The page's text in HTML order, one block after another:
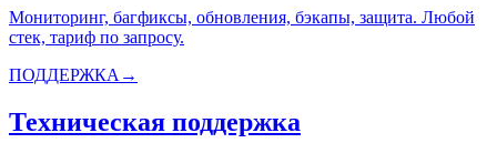
Мониторинг, багфиксы, обновления, бэкапы, защита. Любой
стек, тариф по запросу.
ПОДДЕРЖКА →
Техническая поддержка